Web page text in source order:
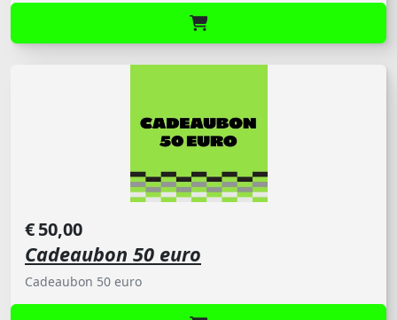
Deze lasergun is uitgerust met een geavanceerde Anti-
Cheat functie, waardoor valsspelen volledig uitgesloten
is. Dankzij de vele andere innovatieve functies zet de
StarShooter nieuwe standaarden voor interactief
€50,00
Cadeaubon 50 euro
Cadeaubon 50 euro